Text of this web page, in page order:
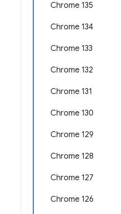
Chrome 135
Chrome 134
Chrome 133
Chrome 132
Chrome 131
Chrome 130
Chrome 129
Chrome 128
Chrome 127
Chrome 126